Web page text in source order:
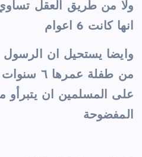
ولا من طريق العقل
انها كانت 6 اعوام
من طفلة
على المسلمين ان يتبرأو
المفضوحة